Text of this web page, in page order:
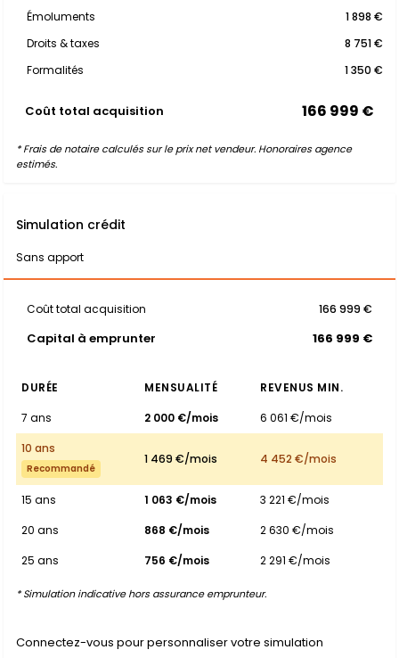
Émoluments
1 898 €
Droits & taxes
8 751 €
Formalités
1 350 €
Coût total acquisition 166 999 €
* Frais de notaire calculés sur le prix net vendeur. Honoraires agence
estimés.
Simulation crédit
Sans apport
Coût total acquisition 166 999 €
Capital à emprunter 166 999 €
DURÉE MENSUALITÉ
REVENUS MIN.
7 ans
2 000 €/mois
6 061 €/mois
10 ans
Recommandé
1 469 €/mois 4 452 €/mois
15 ans 1 063 €/mois
3 221 €/mois
20 ans
868 €/mois
2 630 €/mois
25 ans
756 €/mois 2 291 €/mois
* Simulation indicative hors assurance emprunteur.
Connectez-vous pour personnaliser votre simulation